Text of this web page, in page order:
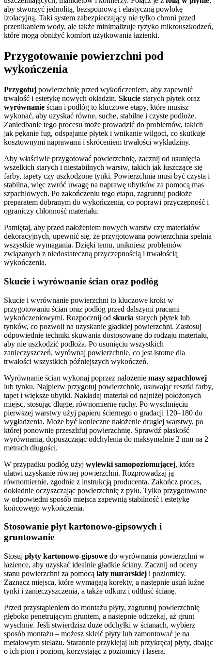
aby stworzyć jednolitą, bezspoinową i elastyczną powłokę
izolacyjną. Taki system zabezpieczający nie tylko chroni przed
przenikaniem wody, ale także minimalizuje ryzyko mikrouszkodzeń,
które mogą obniżyć komfort użytkowania łazienki.
Przygotowanie powierzchni pod
wykończenia
Przygotuj powierzchnię przed wykończeniem, aby zapewnić
trwałość i estetykę nowych okładzin. Skucie starych płytek oraz
wyrównanie ścian i podłóg to kluczowe etapy, które musisz
wykonać, aby uzyskać równe, suche, stabilne i czyste podłoże.
Zaniedbanie tego procesu może prowadzić do problemów, takich
jak pękanie fug, odspajanie płytek i wnikanie wilgoci, co skutkuje
kosztownymi naprawami i skróceniem trwałości wykładziny.
Aby właściwie przygotować powierzchnię, zacznij od usunięcia
wszelkich starych i niestabilnych warstw, takich jak łuszczące się
farby, tapety czy uszkodzone tynki. Powierzchnia musi być czysta i
stabilna, więc zwróć uwagę na naprawę ubytków za pomocą mas
szpachlowych. Po zakończeniu tego etapu, zagruntuj podłoże
preparatem dobranym do wykończenia, co poprawi przyczepność i
ograniczy chłonność materiału.
Pamiętaj, aby przed nałożeniem nowych warstw czy materiałów
dekoracyjnych, upewnić się, że przygotowana powierzchnia spełnia
wszystkie wymagania. Dzięki temu, unikniesz problemów
związanych z niedostateczną przyczepnością i trwałością
wykończenia.
Skucie i wyrównanie ścian oraz podłóg
Skucie i wyrównanie powierzchni to kluczowe kroki w
przygotowaniu ścian oraz podłóg przed dalszymi pracami
wykończeniowymi. Rozpocznij od skucia starych płytek lub
tynków, co pozwoli na uzyskanie gładkiej powierzchni. Zastosuj
odpowiednie techniki skuwania dostosowane do rodzaju materiału,
aby nie uszkodzić podłoża. Po usunięciu wszystkich
zanieczyszczeń, wyrównaj powierzchnie, co jest istotne dla
trwałości wszystkich późniejszych wykończeń.
Wyrównanie ścian wykonaj poprzez nałożenie masy szpachlowej
lub tynku. Najpierw przygotuj powierzchnię, usuwając resztki farby,
tapet i większe ubytki. Nakładaj materiał od najniżej położonych
miejsc, stosując długie, równomierne ruchy. Po wyschnięciu
pierwszej warstwy użyj papieru ściernego o gradacji 120–180 do
wygładzenia. Może być konieczne nałożenie drugiej warstwy, po
której ponownie przeszlifuj powierzchnię. Sprawdź płaskość
wyrównania, dopuszczając odchylenia do maksymalnie 2 mm na 2
metrach długości.
W przypadku podłóg użyj wylewki samopoziomującej, która
ułatwi uzyskanie równej powierzchni. Rozprowadzaj ją
równomiernie, zgodnie z instrukcją producenta. Zakończ proces,
dokładnie oczyszczając powierzchnię z pyłu. Tylko przygotowane
w odpowiedni sposób miejsca zapewnią stabilność i estetykę
końcowego wykończenia.
Stosowanie płyt kartonowo-gipsowych i
gruntowanie
Stosuj płyty kartonowo-gipsowe do wyrównania powierzchni w
łazience, aby uzyskać idealnie gładkie ściany. Zacznij od oceny
stanu powierzchni za pomocą łaty murarskiej i poziomicy.
Zaznacz miejsca, które wymagają korekty, a następnie usuń luźne
tynki i zanieczyszczenia, a także odkurz i odtłuść ścianę.
Przed przystąpieniem do montażu płyty, zagruntuj powierzchnię
głęboko penetrującym gruntem, a następnie odczekaj, aż grunt
wyschnie. Jeśli stwierdzisz duże odchyłki w ścianach, wybierz
sposób montażu – możesz skleić płyty lub zamontować je na
metalowym stelażu. Starannie przyklejaj lub przykręcaj płyty, dbając
o ich pion i poziom, korzystając z poziomicy i lasera.